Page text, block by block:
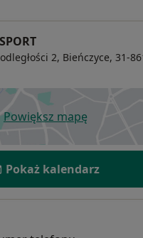
2, Bieńczyce, 31-
Powiększ mapę
otwiera się w
Pokaż kalendarz